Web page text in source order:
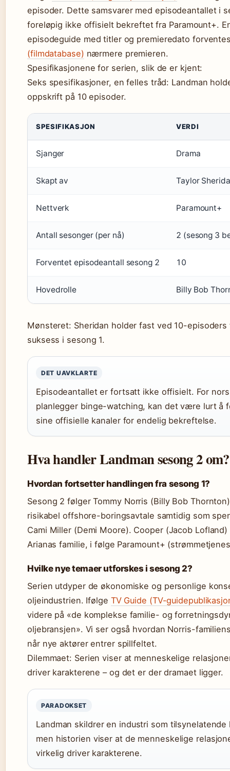
episoder. Dette samsvarer med episodeantallet i
foreløpig ikke offisielt bekreftet fra Paramount+.
episodeguide med titler og premieredato
(filmdatabase) nærmere premieren.
Spesifikasjonene for serien, slik de er kjent:
Seks spesifikasjoner, en felles tråd: Landman
oppskrift på 10 episoder.
SPESIFIKASJON VERDI
Sjanger Drama
Skapt av Taylor
Nettverk Paramount+
Antall sesonger (per nå) 2 (sesong 3
Forventet episodeantall sesong 2 10
Hovedrolle Billy Bob
Mønsteret: Sheridan holder fast ved 10-
suksess i sesong 1.
DET UAVKLARTE
Episodeantallet er fortsatt ikke offisielt. For
planlegger binge-watching, kan det være lurt å
sine offisielle kanaler for endelig bekreftelse.
Hva handler Landman sesong 2 om?
Hvordan fortsetter handlingen fra sesong 1?
Sesong 2 følger Tommy Norris (Billy Bob
risikabel offshore-boringsavtale samtidig som
Cami Miller (Demi Moore). Cooper (Jacob
Arianas familie, i følge Paramount+
Hvilke nye temaer utforskes i sesong 2?
Serien utdyper de økonomiske og personlige
oljeindustrien. Ifølge TV Guide (TV-
videre på «de komplekse familie- og
oljebransjen». Vi ser også hvordan Norris-
når nye aktører entrer spillfeltet.
Dilemmaet: Serien viser at menneskelige
driver karakterene – og det er der dramaet ligger.
PARADOKSET
Landman skildrer en industri som tilsynelatende
men historien viser at de menneskelige
virkelig driver karakterene.